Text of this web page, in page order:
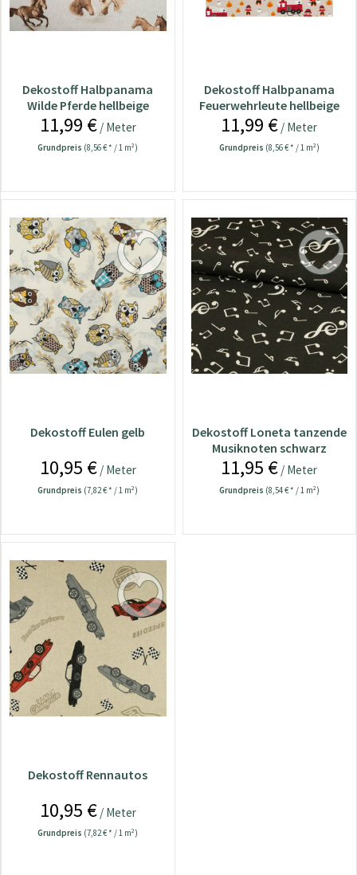
Dekostoff Halbpanama
Wilde Pferde hellbeige
11,99 €/ Meter
Grundpreis (8,56 € * / 1 m²)
Dekostoff Halbpanama
Feuerwehrleute hellbeige
11,99 € / Meter
Grundpreis (8,56 € * / 1 m²)
Dekostoff Eulen gelb
10,95 €/ Meter
Grundpreis (7,82 € * / 1 m²)
Dekostoff Loneta tanzende
Musiknoten schwarz
11,95 € / Meter
Grundpreis (8,54 € * / 1 m²)
Dekostoff Rennautos
10,95 €/ Meter
Grundpreis (7,82 € * / 1 m²)